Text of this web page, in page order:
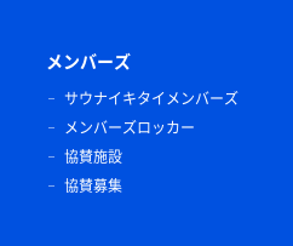
メンバーズ
サウナイキタイメンバーズ
メンバーズロッカー
協賛施設
協賛募集